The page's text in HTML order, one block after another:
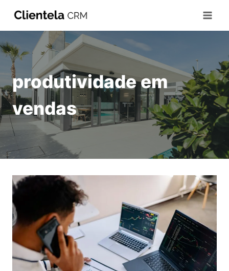
produtividade em
vendas